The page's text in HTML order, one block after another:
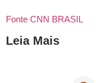
Fonte CNN BRASIL
Leia Mais